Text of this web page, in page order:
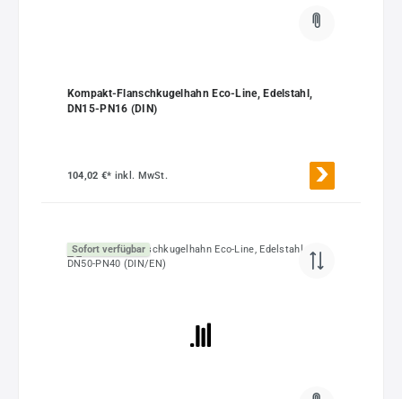
Kompakt-Flanschkugelhahn Eco-Line, Edelstahl,
DN15-PN16 (DIN)
104,02 €* inkl. MwSt.
Sofort verfügbar